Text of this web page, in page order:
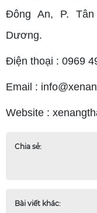
Đông An, P.
Dương.
Điện thoại : 0969
Email :
Website :
Chia sẻ:
Bài viết khác: